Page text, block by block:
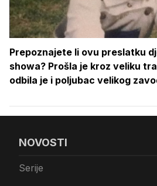
Prepoznajete li ovu preslatku
showa? Prošla je kroz veliku
odbila je i poljubac velikog
NOVOSTI
Serije